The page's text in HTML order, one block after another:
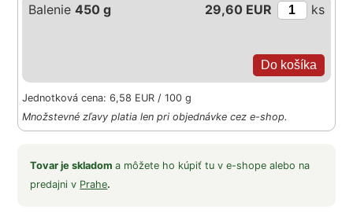
Balenie450 g 29,60 EUR ks
Jednotková cena: 6,58 EUR / 100 g
Množstevné zľavy platia len pri objednávke cez e-shop.
Tovar je skladoma môžete ho kúpiť tu v e-shope alebo na
predajni v Prahe.